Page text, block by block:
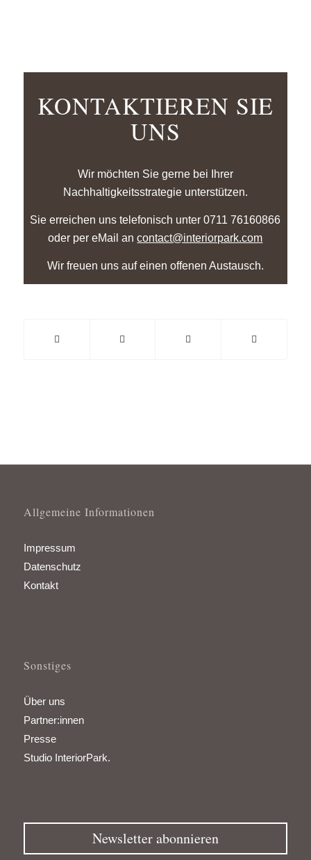
KONTAKTIEREN SIE
UNS
Wir möchten Sie gerne bei Ihrer
Nachhaltigkeitsstrategie unterstützen.
Sie erreichen uns telefonisch unter 0711 76160866
oder per eMail ancontact@interiorpark.com
Wir freuen uns auf einen offenen Austausch.
Allgemeine Informationen
Impressum
Datenschutz
Kontakt
Sonstiges
Über uns
Partner:innen
Presse
Studio InteriorPark.
Newsletter abonnieren